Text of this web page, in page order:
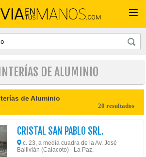
DE ALUMINIO
de Aluminio
20 resultados
CRISTAL SAN PABLO SRL.
c. 23, a media cuadra de la Av. José
Ballivián (Calacoto) - La Paz,